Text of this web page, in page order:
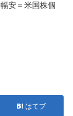
安＝米国株個
はてブ